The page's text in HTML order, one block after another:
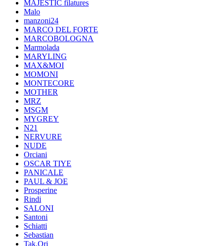
MAJESTIC filatures
Malo
manzoni24
MARCO DEL FORTE
MARCOBOLOGNA
Marmolada
MARYLING
MAX&MOI
MOMONI
MONTECORE
MOTHER
MRZ
MSGM
MYGREY
N21
NERVURE
NUDE
Orciani
OSCAR TIYE
PANICALE
PAUL & JOE
Prosperine
Rindi
SALONI
Santoni
Schiatti
Sebastian
Tak.Ori